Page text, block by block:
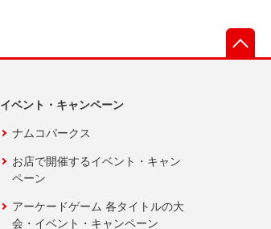
イベント・キャンペーン
ナムコパークス
お店で開催するイベント・キャン
ペーン
アーケードゲーム 各タイトルの大
会・イベント・キャンペーン